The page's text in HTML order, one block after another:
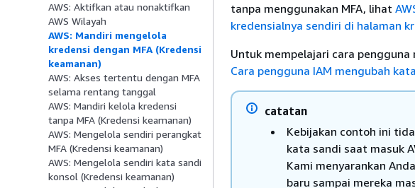
AWS: Aktifkan atau nonaktifkan
AWS Wilayah
AWS: Mandiri mengelola
kredensi dengan MFA (Kredensi
keamanan)
AWS: Akses tertentu dengan MFA
selama rentang tanggal
AWS: Mandiri kelola kredensi
tanpa MFA (Kredensi keamanan)
AWS: Mengelola sendiri perangkat
MFA (Kredensi keamanan)
AWS: Mengelola sendiri kata sandi
konsol (Kredensi keamanan)
tanpa menggunakan MFA, lihat
kredensialnya sendiri di halaman
Untuk mempelajari cara pengguna
Cara pengguna IAM mengubah
catatan
Kebijakan contoh ini
kata sandi saat masuk
Kami menyarankan
baru sampai mereka